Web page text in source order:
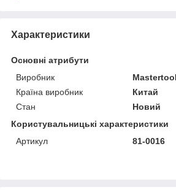
Характеристики
Основні атрибути
Виробник
Mastertool
Країна виробник
Китай
Стан
Новий
Користувальницькі характеристики
Артикул
81-0016